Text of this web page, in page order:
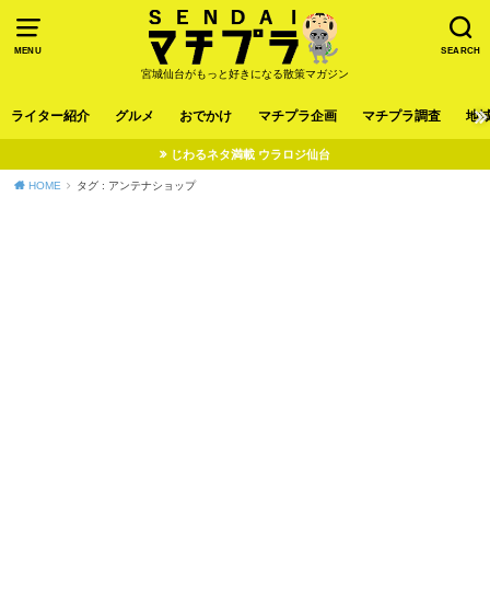
MENU SEARCH
宮城仙台がもっと好きになる散策マガジン
ライター紹介 グルメ おでかけ マチプラ企画 マチプラ調査 地
じわるネタ満載 ウラロジ仙台
HOME タグ : アンテナショップ